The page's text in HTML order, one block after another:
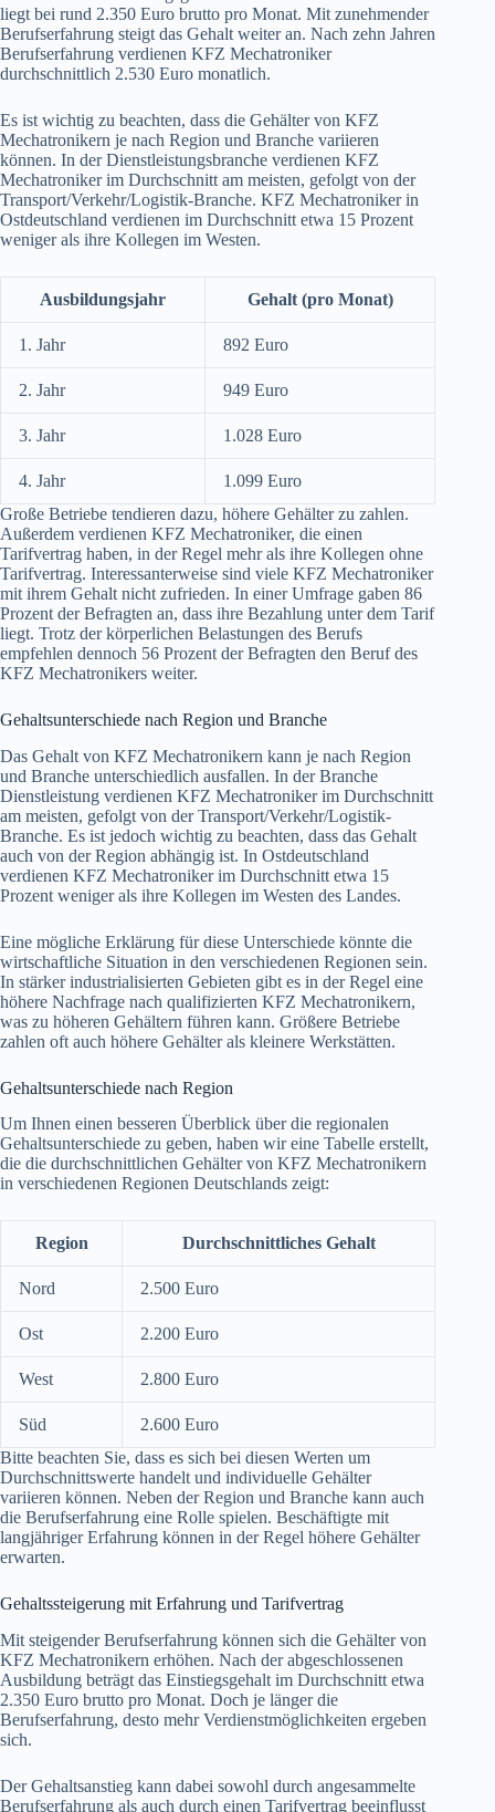
liegt bei rund 2.350 Euro brutto pro Monat. Mit zunehmender
Berufserfahrung steigt das Gehalt weiter an. Nach zehn Jahren
Berufserfahrung verdienen KFZ Mechatroniker
durchschnittlich 2.530 Euro monatlich.
Es ist wichtig zu beachten, dass die Gehälter von KFZ
Mechatronikern je nach Region und Branche variieren
können. In der Dienstleistungsbranche verdienen KFZ
Mechatroniker im Durchschnitt am meisten, gefolgt von der
Transport/Verkehr/Logistik-Branche. KFZ Mechatroniker in
Ostdeutschland verdienen im Durchschnitt etwa 15 Prozent
weniger als ihre Kollegen im Westen.
Ausbildungsjahr Gehalt (pro Monat)
1. Jahr 892 Euro
2. Jahr 949 Euro
3. Jahr 1.028 Euro
4. Jahr
1.099 Euro
Große Betriebe tendieren dazu, höhere Gehälter zu zahlen.
Außerdem verdienen KFZ Mechatroniker, die einen
Tarifvertrag haben, in der Regel mehr als ihre Kollegen ohne
Tarifvertrag. Interessanterweise sind viele KFZ Mechatroniker
mit ihrem Gehalt nicht zufrieden. In einer Umfrage gaben 86
Prozent der Befragten an, dass ihre Bezahlung unter dem Tarif
liegt. Trotz der körperlichen Belastungen des Berufs
empfehlen dennoch 56 Prozent der Befragten den Beruf des
KFZ Mechatronikers weiter.
Gehaltsunterschiede nach Region und Branche
Das Gehalt von KFZ Mechatronikern kann je nach Region
und Branche unterschiedlich ausfallen. In der Branche
Dienstleistung verdienen KFZ Mechatroniker im Durchschnitt
am meisten, gefolgt von der Transport/Verkehr/Logistik-
Branche. Es ist jedoch wichtig zu beachten, dass das Gehalt
auch von der Region abhängig ist. In Ostdeutschland
verdienen KFZ Mechatroniker im Durchschnitt etwa 15
Prozent weniger als ihre Kollegen im Westen des Landes.
Eine mögliche Erklärung für diese Unterschiede könnte die
wirtschaftliche Situation in den verschiedenen Regionen sein.
In stärker industrialisierten Gebieten gibt es in der Regel eine
höhere Nachfrage nach qualifizierten KFZ Mechatronikern,
was zu höheren Gehältern führen kann. Größere Betriebe
zahlen oft auch höhere Gehälter als kleinere Werkstätten.
Gehaltsunterschiede nach Region
Um Ihnen einen besseren Überblick über die regionalen
Gehaltsunterschiede zu geben, haben wir eine Tabelle erstellt,
die die durchschnittlichen Gehälter von KFZ Mechatronikern
in verschiedenen Regionen Deutschlands zeigt:
Region Durchschnittliches Gehalt
Nord 2.500 Euro
Ost 2.200 Euro
West 2.800 Euro
Süd
2.600 Euro
Bitte beachten Sie, dass es sich bei diesen Werten um
Durchschnittswerte handelt und individuelle Gehälter
variieren können. Neben der Region und Branche kann auch
die Berufserfahrung eine Rolle spielen. Beschäftigte mit
langjähriger Erfahrung können in der Regel höhere Gehälter
erwarten.
Gehaltssteigerung mit Erfahrung und Tarifvertrag
Mit steigender Berufserfahrung können sich die Gehälter von
KFZ Mechatronikern erhöhen. Nach der abgeschlossenen
Ausbildung beträgt das Einstiegsgehalt im Durchschnitt etwa
2.350 Euro brutto pro Monat. Doch je länger die
Berufserfahrung, desto mehr Verdienstmöglichkeiten ergeben
sich.
Der Gehaltsanstieg kann dabei sowohl durch angesammelte
Berufserfahrung als auch durch einen Tarifvertrag beeinflusst